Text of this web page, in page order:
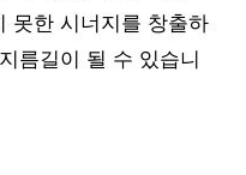
못한 시너지를 창출하
름길이 될 수 있습니